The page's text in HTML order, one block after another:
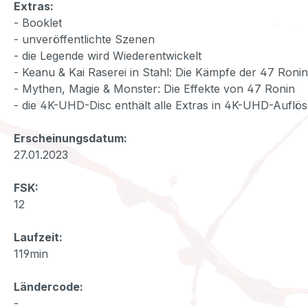
Extras:
- Booklet
- unveröffentlichte Szenen
- die Legende wird Wiederentwickelt
- Keanu & Kai Raserei in Stahl: Die Kämpfe der 47 Ronin
- Mythen, Magie & Monster: Die Effekte von 47 Ronin
- die 4K-UHD-Disc enthält alle Extras in 4K-UHD-
Erscheinungsdatum:
27.01.2023
FSK:
12
Laufzeit:
119min
Ländercode:
-